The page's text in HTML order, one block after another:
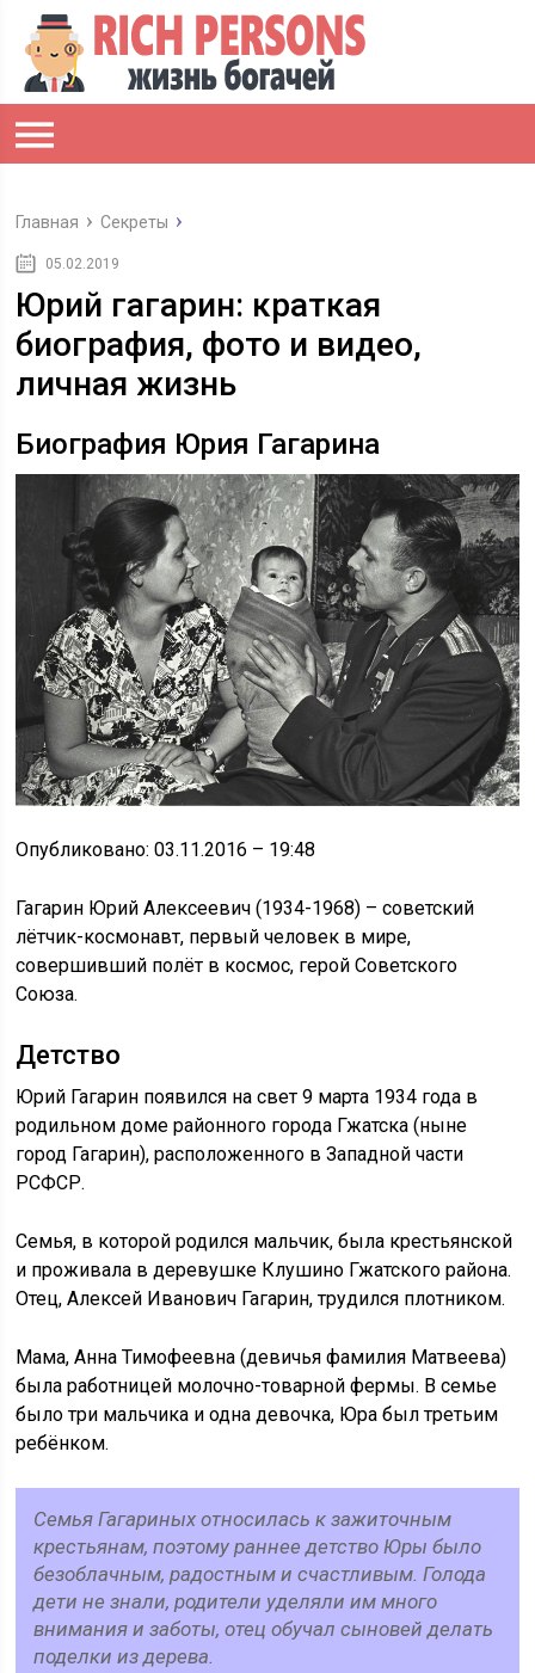
Главная Секреты
05.02.2019
Юрий гагарин: краткая
биография, фото и видео,
личная жизнь
Биография Юрия Гагарина
Опубликовано: 03.11.2016 – 19:48
Гагарин Юрий Алексеевич (1934-1968) – советский
лётчик-космонавт, первый человек в мире,
совершивший полёт в космос, герой Советского
Союза.
Детство
Юрий Гагарин появился на свет 9 марта 1934 года в
родильном доме районного города Гжатска (ныне
город Гагарин), расположенного в Западной части
РСФСР.
Семья, в которой родился мальчик, была крестьянской
и проживала в деревушке Клушино Гжатского района.
Отец, Алексей Иванович Гагарин, трудился плотником.
Мама, Анна Тимофеевна (девичья фамилия Матвеева)
была работницей молочно-товарной фермы. В семье
было три мальчика и одна девочка, Юра был третьим
ребёнком.
Семья Гагариных относилась к зажиточным
крестьянам, поэтому раннее детство Юры было
безоблачным, радостным и счастливым. Голода
дети не знали, родители уделяли им много
внимания и заботы, отец обучал сыновей делать
поделки из дерева.